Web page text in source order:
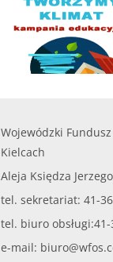
Wojewódzki
Kielcach
Aleja Księdza
tel. sekretariat: 41-
tel. biuro obsługi:41-
e-mail: